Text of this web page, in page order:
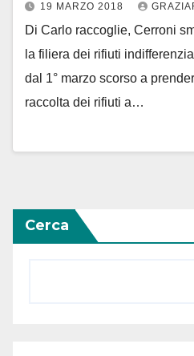
19 MARZO 2018
Di Carlo raccoglie, Cerroni
la filiera dei rifiuti
dal 1° marzo scorso a
raccolta dei rifiuti a…
Cerca